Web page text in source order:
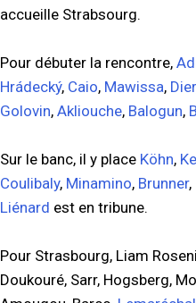
accueille Strabsourg.
Pour débuter la rencontre,
Hrádecký, Caio, Mawissa, Dier
Golovin, Akliouche, Balogun,
Sur le banc, il y place Köhn,
Coulibaly, Minamino, Brunner,
Liénard est en tribune.
Pour Strasbourg, Liam
Doukouré, Sarr, Hogsberg,